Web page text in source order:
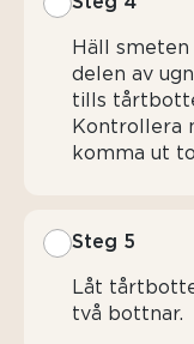
Häll
delen av
tills
Kontrollera
komma ut
Steg 5
Låt
två bottnar.